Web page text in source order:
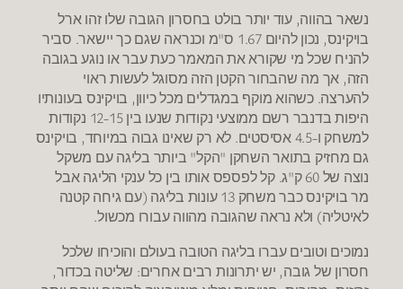
נשאר בהווה, עוד יותר בולט בחסרון הגובה שלו זהו ארל
בויקינס, נכון להיום 1.67 ס"מ וכנראה שגם כך יישאר. סביר
להניח שכל מי שקורא את המאמר כעת עבר או נוגע בגובה
הזה, אך מה שהבחור הקטן הזה מסוגל לעשות ראוי
להערצה. כשהוא מוקף במגדלים מכל כיוון, בויקינס בעונותיו
היפות בדנבר רשם ממוצעי נקודות שנעו בין 12-15 נקודות
למשחק ו-4.5 אסיסטים. לא רק שאינו גבוה במיוחד, בויקינס
גם מחזיק בתואר השחקן "הקל" ביותר בליגה עם משקל
נוצה של 60 ק"ג. קל לפספס אותו בין כל ענקי הליגה אבל
מר בויקינס כבר משחק 13 עונות בליגה (עם גיחה קטנה
לאיטליה) ולא נראה שהגובה מהווה עבורו מכשול.
נמוכים וטובים עברו בליגה הטובה בעולם והוכיחו שלכל
חסרון של גובה, יש יתרונות רבים אחרים: שליטה בכדור,